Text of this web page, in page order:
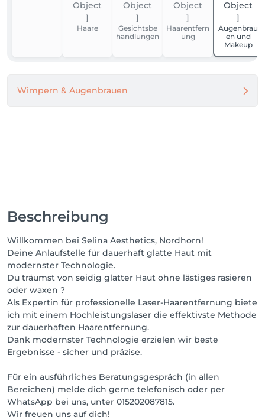
Haare
Gesichtsbe
handlungen
Haarentfern
ung
Augenbrau
en und
Makeup
Wimpern & Augenbrauen
Beschreibung
Willkommen bei Selina Aesthetics, Nordhorn!
Deine Anlaufstelle für dauerhaft glatte Haut mit
modernster Technologie.
Du träumst von seidig glatter Haut ohne lästiges rasieren
oder waxen ?
Als Expertin für professionelle Laser-Haarentfernung biete
ich mit einem Hochleistungslaser die effektivste Methode
zur dauerhaften Haarentfernung.
Dank modernster Technologie erzielen wir beste
Ergebnisse - sicher und präzise.
Für ein ausführliches Beratungsgespräch (in allen
Bereichen) melde dich gerne telefonisch oder per
WhatsApp bei uns, unter 015202087815.
Wir freuen uns auf dich!